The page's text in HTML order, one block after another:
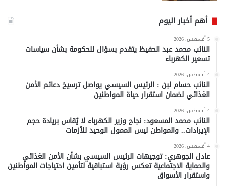
أهم أخبار اليوم
5 أغسطس، 2026
النائب محمد عبد الحفيظ يتقدم بسؤال للحكومة بشأن سياسات
تسعير الكهرباء
4 أغسطس، 2026
النائب حسام لبن : الرئيس السيسي يواصل ترسيخ دعائم الأمن
الغذائي لضمان استقرار حياة المواطنين
4 أغسطس، 2026
النائب محمد المسعود: نجاح وزير الكهرباء لا يُقاس بريادة حجم
الإيرادات.. والمواطن ليس الممول الوحيد للأزمات
4 أغسطس، 2026
عادل الجوهري: توجيهات الرئيس السيسي بشأن الأمن الغذائي
والحماية الاجتماعية تعكس رؤية استباقية لتأمين احتياجات المواطنين
واستقرار الأسواق